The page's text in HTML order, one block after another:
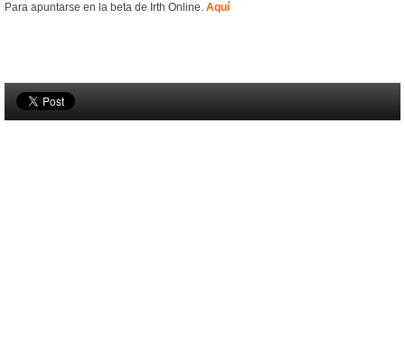
Para apuntarse en la beta de Irth Online. Aquí